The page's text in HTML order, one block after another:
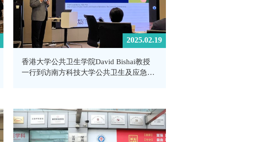
2025.02.19
香港大学公共卫生学院David Bishai教授
一行到访南方科技大学公共卫生及应急管